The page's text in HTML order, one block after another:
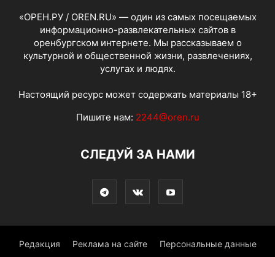
«ОРЕН.РУ / OREN.RU» — один из самых посещаемых
информационно-развлекательных сайтов в
оренбургском интернете. Мы рассказываем о
культурной и общественной жизни, развлечениях,
услугах и людях.
Настоящий ресурс может содержать материалы 18+
Пишите нам: 2244@oren.ru
СЛЕДУЙ ЗА НАМИ
Редакция Реклама на сайте Персональные данные